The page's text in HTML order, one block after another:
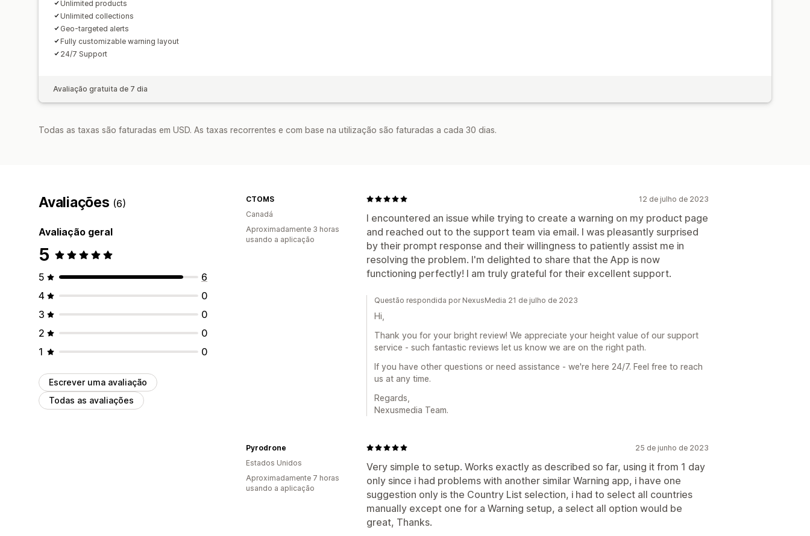
Unlimited products
Unlimited collections
Geo-targeted alerts
Fully customizable warning layout
24/7 Support
Avaliação gratuita de 7 dia
Todas as taxas são faturadas em USD. As taxas recorrentes e com base na utilização são faturadas a cada 30 dias.
Avaliações (6)
Avaliação geral
5
5
6
4
0
3
0
2
0
1
0
Escrever uma avaliação
Todas as avaliações
12 de julho de 2023
I encountered an issue while trying to create a warning on my product page
and reached out to the support team via email. I was pleasantly surprised
by their prompt response and their willingness to patiently assist me in
resolving the problem. I'm delighted to share that the App is now
functioning perfectly! I am truly grateful for their excellent support.
CTOMS
Canadá
Aproximadamente 3 horas
usando a aplicação
Questão respondida por NexusMedia 21 de julho de 2023
Hi,
Thank you for your bright review! We appreciate your height value of our support
service - such fantastic reviews let us know we are on the right path.
If you have other questions or need assistance - we're here 24/7. Feel free to reach
us at any time.
Regards,
Nexusmedia Team.
25 de junho de 2023
Very simple to setup. Works exactly as described so far, using it from 1 day
only since i had problems with another similar Warning app, i have one
suggestion only is the Country List selection, i had to select all countries
manually except one for a Warning setup, a select all option would be
great, Thanks.
Pyrodrone
Estados Unidos
Aproximadamente 7 horas
usando a aplicação